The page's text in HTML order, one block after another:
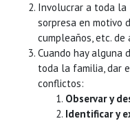
Involucrar a toda la
sorpresa en motivo
cumpleaños, etc.
Cuando hay alguna
toda la familia, dar
conflictos:
Observar y
Identificar y